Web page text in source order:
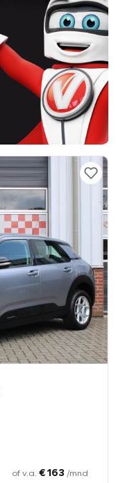
of v.a. € 163 /mnd